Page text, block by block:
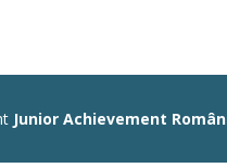
Junior Achievement